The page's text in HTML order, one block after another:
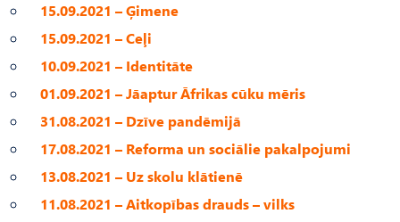
15.09.2021 – Ģimene
15.09.2021 – Ceļi
10.09.2021 – Identitāte
01.09.2021 – Jāaptur Āfrikas cūku mēris
31.08.2021 – Dzīve pandēmijā
17.08.2021 – Reforma un sociālie pakalpojumi
13.08.2021 – Uz skolu klātienē
11.08.2021 – Aitkopības drauds – vilks